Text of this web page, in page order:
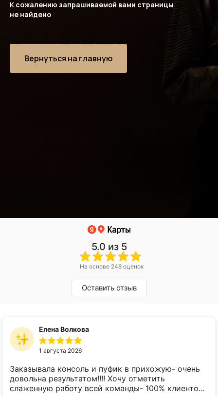
К сожалению запрашиваемой вами страницы
не найдено
Вернуться на главную
5.0 из 5
На основе 248 оценок
Оставить отзыв
Елена Волкова
1 августа 2026
Заказывала консоль и пуфик в прихожую- очень
довольна результатом!!!! Хочу отметить
слаженную работу всей команды- 100% клиенто